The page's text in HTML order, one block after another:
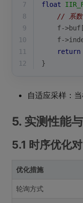
7
float
8
// 系
9
f-
10
f-
11
return
12
}
自适应采样：
5. 实测性能
5.1 时序优化
优化措施
轮询方式